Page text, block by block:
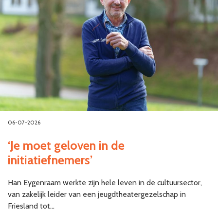
06-07-2026
‘Je moet geloven in de
initiatiefnemers’
Han Eygenraam werkte zijn hele leven in de cultuursector,
van zakelijk leider van een jeugdtheatergezelschap in
Friesland tot…